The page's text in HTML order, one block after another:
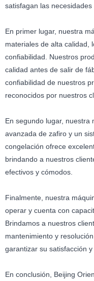
satisfagan las necesidades
En primer lugar, nuestra
materiales de alta calidad,
confiabilidad. Nuestros
calidad antes de salir de
confiabilidad de nuestros
reconocidos por nuestros
En segundo lugar, nuestra
avanzada de zafiro y un
congelación ofrece
brindando a nuestros
efectivos y cómodos.
Finalmente, nuestra
operar y cuenta con
Brindamos a nuestros
mantenimiento y
garantizar su satisfacción
En conclusión, Beijing